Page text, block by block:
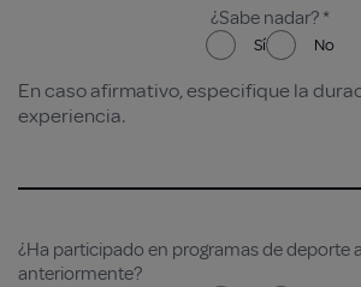
¿Sabe nadar? *
Sí No
En caso afirmativo, especifique la
experiencia.
¿Ha participado en programas de deporte
anteriormente?